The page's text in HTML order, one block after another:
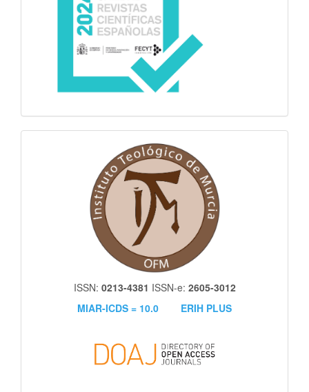
ISSN: 0213-4381 ISSN-e: 2605-3012
MIAR-ICDS = 10.0
ERIH PLUS